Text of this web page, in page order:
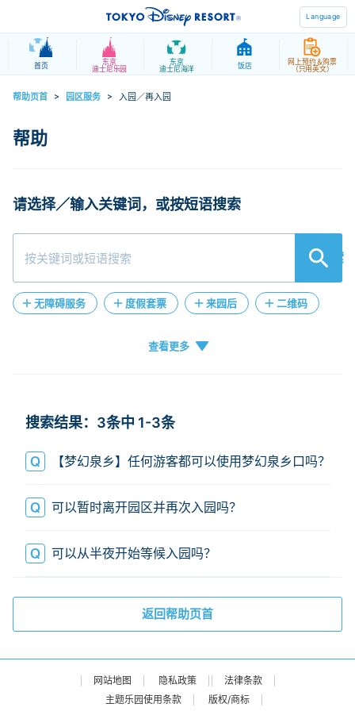
Language
首页 东京
迪士尼乐园
东京
迪士尼海洋 饭店 网上预约＆购票
（只用英文）
帮助页首 > 园区服务 > 入园／再入园
请选择／输入关键词，或按短语搜索
検索
无障碍服务 度假套票 来园后 二维码
搜索结果：3条中 1-3条
【梦幻泉乡】任何游客都可以使用梦幻泉乡口吗？
可以暂时离开园区并再次入园吗？
可以从半夜开始等候入园吗？
返回帮助页首
网站地图 隐私政策
法律条款
主题乐园使用条款
版权/商标